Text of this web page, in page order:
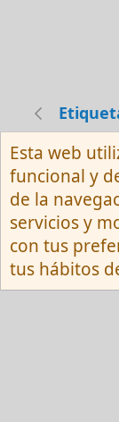
Español
Privacy
2026
Esta web
funcional y
de la
servicios y
con tus
tus hábitos